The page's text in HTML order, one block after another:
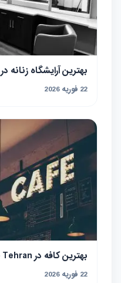
بهترین آرایشگاه زنانه در Tehran – لیست کامل
22 فوریه 2026
بهترین کافه در Tehran – لیست کامل
22 فوریه 2026